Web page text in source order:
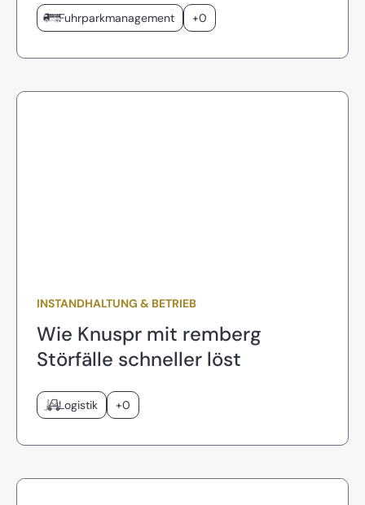
Fuhrparkmanagement +0
INSTANDHALTUNG & BETRIEB
Wie Knuspr mit remberg
Störfälle schneller löst
Logistik +0